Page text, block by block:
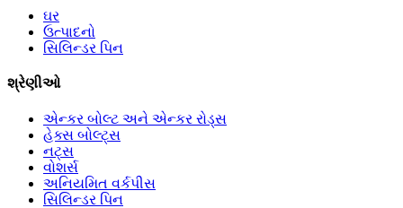
ઘર
ઉત્પાદનો
સિલિન્ડર પિન
શ્રેણીઓ
એન્કર બોલ્ટ અને એન્કર રોડ્સ
હેક્સ બોલ્ટ્સ
નટ્સ
વોશર્સ
અનિયમિત વર્કપીસ
સિલિન્ડર પિન